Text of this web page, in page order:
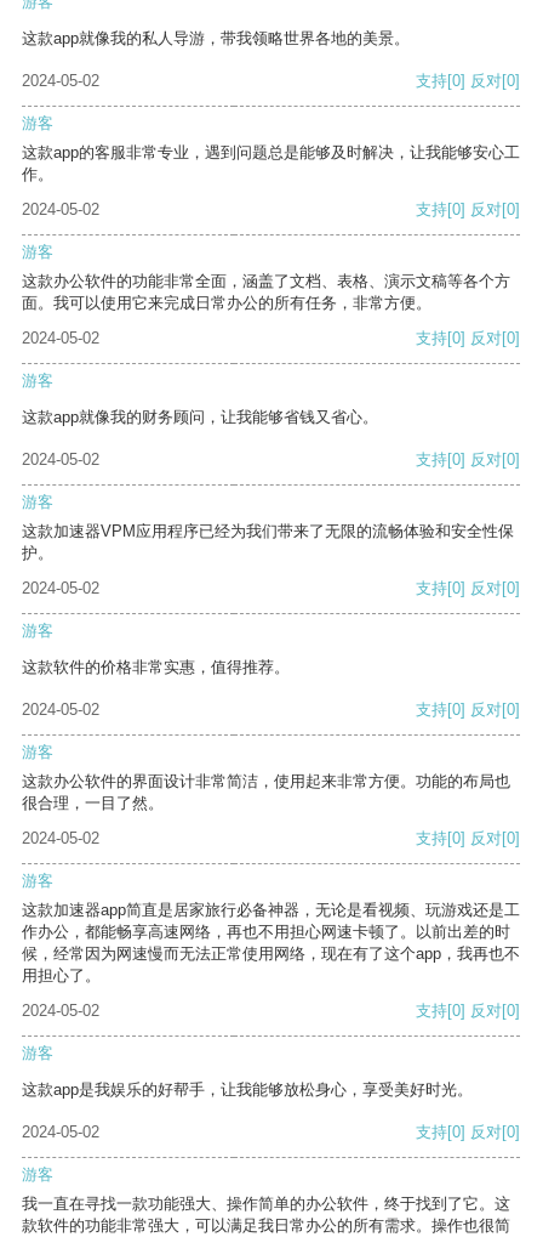
这款app就像我的私人导游，带我领略世界各地的美景。
2024-05-02 支持[0] 反对[0]
游客
这款app的客服非常专业，遇到问题总是能够及时解决，让我能够安心工
作。
2024-05-02
支持[0] 反对[0]
游客
这款办公软件的功能非常全面，涵盖了文档、表格、演示文稿等各个方
面。我可以使用它来完成日常办公的所有任务，非常方便。
2024-05-02
支持[0] 反对[0]
游客
这款app就像我的财务顾问，让我能够省钱又省心。
2024-05-02 支持[0] 反对[0]
游客
这款加速器VPM应用程序已经为我们带来了无限的流畅体验和安全性保
护。
2024-05-02
支持[0] 反对[0]
游客
这款软件的价格非常实惠，值得推荐。
2024-05-02 支持[0] 反对[0]
游客
这款办公软件的界面设计非常简洁，使用起来非常方便。功能的布局也
很合理，一目了然。
2024-05-02
支持[0] 反对[0]
游客
这款加速器app简直是居家旅行必备神器，无论是看视频、玩游戏还是工
作办公，都能畅享高速网络，再也不用担心网速卡顿了。以前出差的时
候，经常因为网速慢而无法正常使用网络，现在有了这个app，我再也不
用担心了。
2024-05-02
支持[0] 反对[0]
游客
这款app是我娱乐的好帮手，让我能够放松身心，享受美好时光。
2024-05-02 支持[0] 反对[0]
游客
我一直在寻找一款功能强大、操作简单的办公软件，终于找到了它。这
款软件的功能非常强大，可以满足我日常办公的所有需求。操作也很简